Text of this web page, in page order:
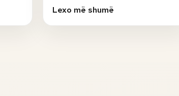
Università degli Studi di Sassari, Itali, në
Lexo më shumë